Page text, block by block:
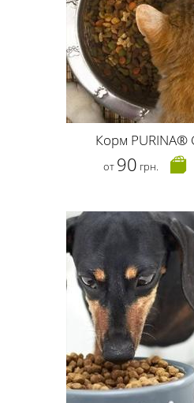
Корм PURINA®
от 90 грн.